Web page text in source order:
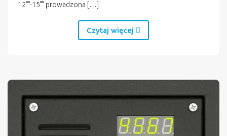
12°°-15°° prowadzona […]
Czytaj więcej